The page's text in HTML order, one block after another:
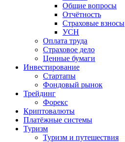
Общие вопросы
Отчётность
Страховые взносы
УСН
Оплата труда
Страховое дело
Ценные бумаги
Инвестирование
Стартапы
Фондовый рынок
Трейдинг
Форекс
Криптовалюты
Платёжные системы
Туризм
Туризм и путешествия